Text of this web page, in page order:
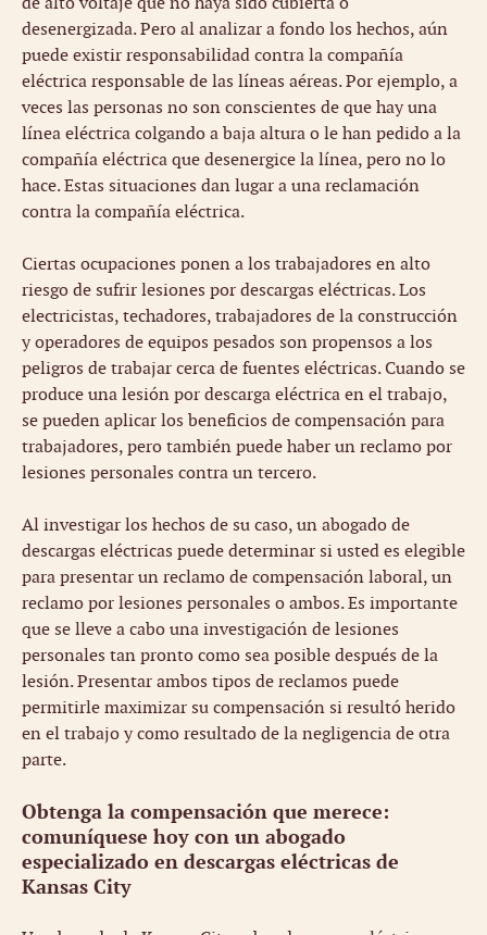
desenergizada. Pero al analizar a fondo los hechos, aún
puede existir responsabilidad contra la compañía
eléctrica responsable de las líneas aéreas. Por ejemplo, a
veces las personas no son conscientes de que hay una
línea eléctrica colgando a baja altura o le han pedido a la
compañía eléctrica que desenergice la línea, pero no lo
hace. Estas situaciones dan lugar a una reclamación
contra la compañía eléctrica.
Ciertas ocupaciones ponen a los trabajadores en alto
riesgo de sufrir lesiones por descargas eléctricas. Los
electricistas, techadores, trabajadores de la construcción
y operadores de equipos pesados ​​son propensos a los
peligros de trabajar cerca de fuentes eléctricas. Cuando se
produce una lesión por descarga eléctrica en el trabajo,
se pueden aplicar los beneficios de compensación para
trabajadores, pero también puede haber un reclamo por
lesiones personales contra un tercero.
Al investigar los hechos de su caso, un abogado de
descargas eléctricas puede determinar si usted es elegible
para presentar un reclamo de compensación laboral, un
reclamo por lesiones personales o ambos. Es importante
que se lleve a cabo una investigación de lesiones
personales tan pronto como sea posible después de la
lesión. Presentar ambos tipos de reclamos puede
permitirle maximizar su compensación si resultó herido
en el trabajo y como resultado de la negligencia de otra
parte.
Obtenga la compensación que merece:
comuníquese hoy con un abogado
especializado en descargas eléctricas de
Kansas City